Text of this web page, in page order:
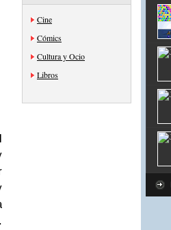
Cine
Cómics
Cultura y Ocio
Libros